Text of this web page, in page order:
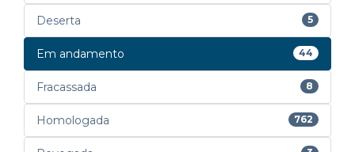
Deserta 5
Em andamento 44
Fracassada 8
Homologada 762